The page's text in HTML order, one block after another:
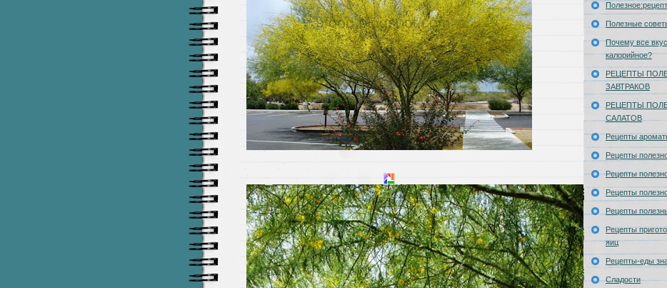
Полезные
Почему все
калорийное?
РЕЦЕПТЫ
ЗАВТРАКОВ
РЕЦЕПТЫ
САЛАТОВ
Рецепты
Рецепты
Рецепты
Рецепты
Рецепты
Рецепты
яиц
Рецепты-еды
Сладости